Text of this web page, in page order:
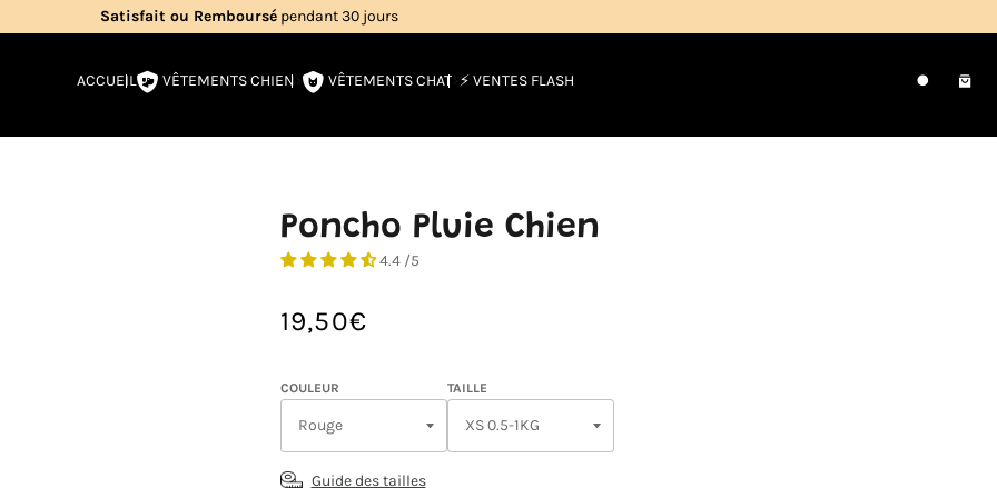
Livraison gratuiteen France métropolitaine
ACCUEIL VÊTEMENTS CHIEN VÊTEMENTS CHAT ⚡️ VENTES FLASH Recherche
Poncho Pluie Chien
4.4 /5
19,50€
/
UNITAIRE
COULEUR TAILLE
Guide des tailles